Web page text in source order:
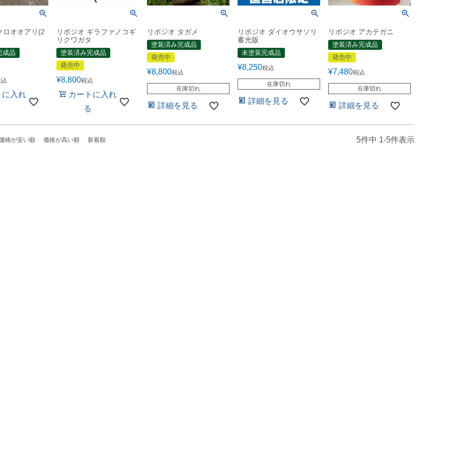
ロオオアリ(2
成品
に入れ
リボジオ ギラファノコギ
リクワガタ
塗装済み完成品
発売中
¥8,800税込
カートに入れ
る
リボジオ タガメ
塗装済み完成品
発売中
¥8,800税込
在庫切れ
詳細を見る
リボジオ ダイオウサソリ
蓄光版
未塗装完成品
¥8,250税込
在庫切れ
詳細を見る
リボジオ アカテガニ
塗装済み完成品
発売中
¥7,480税込
在庫切れ
詳細を見る
格が安い順 価格が高い順 新着順 5件中 1-5件表示